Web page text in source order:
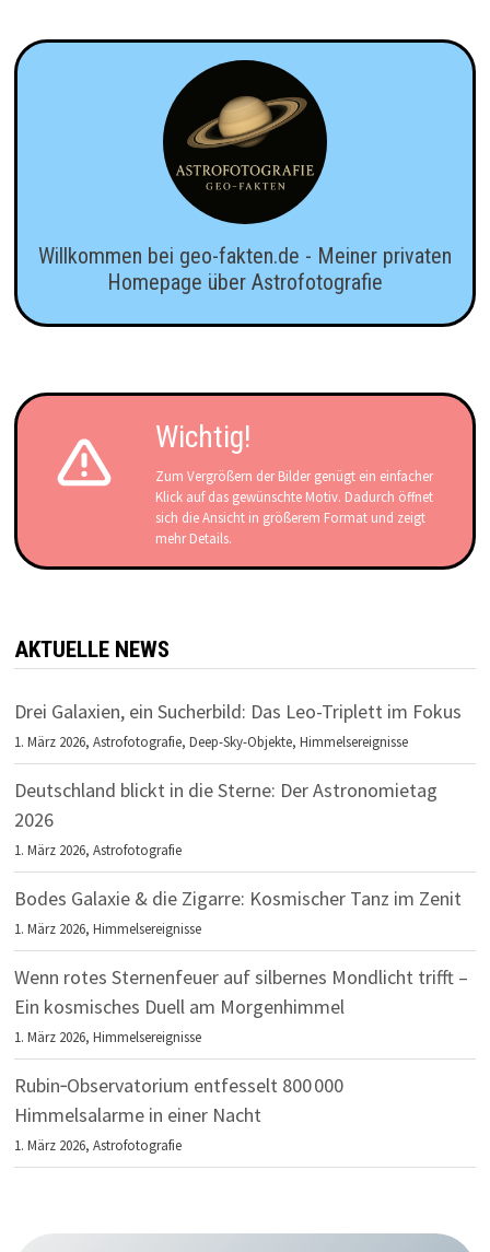
Willkommen bei geo-fakten.de - Meiner privaten
Homepage über Astrofotografie
Wichtig!
Zum Vergrößern der Bilder genügt ein einfacher
Klick auf das gewünschte Motiv. Dadurch öffnet
sich die Ansicht in größerem Format und zeigt
mehr Details.
AKTUELLE NEWS
Drei Galaxien, ein Sucherbild: Das Leo-Triplett im Fokus
1. März 2026,Astrofotografie,Deep-Sky-Objekte,Himmelsereignisse
Deutschland blickt in die Sterne: Der Astronomietag
2026
1. März 2026,Astrofotografie
Bodes Galaxie & die Zigarre: Kosmischer Tanz im Zenit
1. März 2026,Himmelsereignisse
Wenn rotes Sternenfeuer auf silbernes Mondlicht trifft –
Ein kosmisches Duell am Morgenhimmel
1. März 2026,Himmelsereignisse
Rubin‑Observatorium entfesselt 800 000
Himmelsalarme in einer Nacht
1. März 2026,Astrofotografie